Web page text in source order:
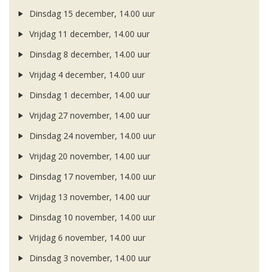
Dinsdag 15 december, 14.00 uur
Vrijdag 11 december, 14.00 uur
Dinsdag 8 december, 14.00 uur
Vrijdag 4 december, 14.00 uur
Dinsdag 1 december, 14.00 uur
Vrijdag 27 november, 14.00 uur
Dinsdag 24 november, 14.00 uur
Vrijdag 20 november, 14.00 uur
Dinsdag 17 november, 14.00 uur
Vrijdag 13 november, 14.00 uur
Dinsdag 10 november, 14.00 uur
Vrijdag 6 november, 14.00 uur
Dinsdag 3 november, 14.00 uur